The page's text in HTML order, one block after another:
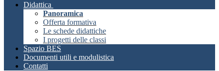
Didattica
Panoramica
Offerta formativa
Le schede didattiche
I progetti delle classi
Spazio BES
Documenti utili e modulistica
Contatti